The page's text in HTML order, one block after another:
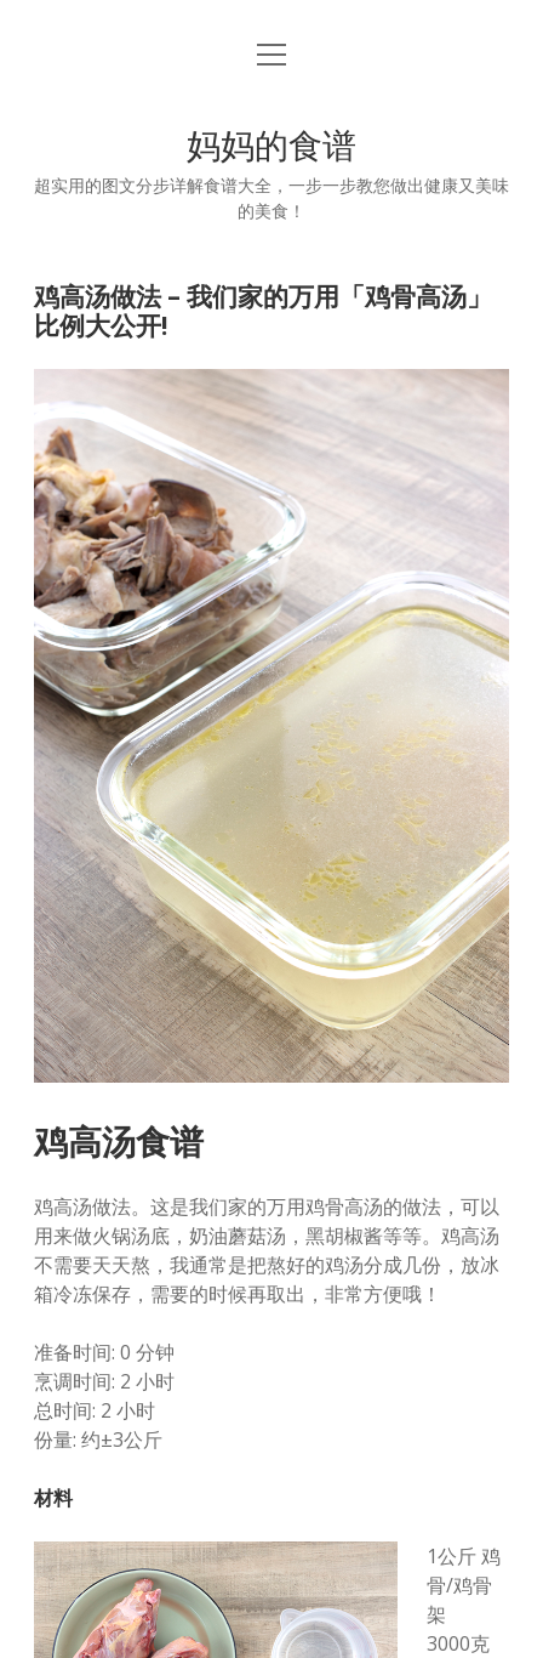
首页
open
妈妈的食谱
超实用的图文分步详解食谱大全，一步一步教您做出健康又美味
的美食！
鸡高汤做法 – 我们家的万用「鸡骨高汤」
比例大公开!
鸡高汤食谱
鸡高汤做法。这是我们家的万用鸡骨高汤的做法，可以
用来做火锅汤底，奶油蘑菇汤，黑胡椒酱等等。鸡高汤
不需要天天熬，我通常是把熬好的鸡汤分成几份，放冰
箱冷冻保存，需要的时候再取出，非常方便哦！
准备时间: 0 分钟
烹调时间: 2 小时
总时间: 2 小时
份量: 约±3公斤
材料
1公斤 鸡
骨/鸡骨
架
3000克